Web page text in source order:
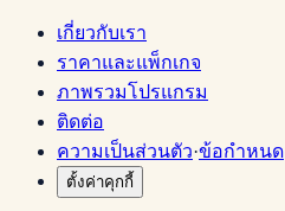
เกี่ยวกับเรา
ราคาและแพ็กเกจ
ภาพรวมโปรแกรม
ติดต่อ
ความเป็นส่วนตัว·ข้อกำหนด
ตั้งค่าคุกกี้